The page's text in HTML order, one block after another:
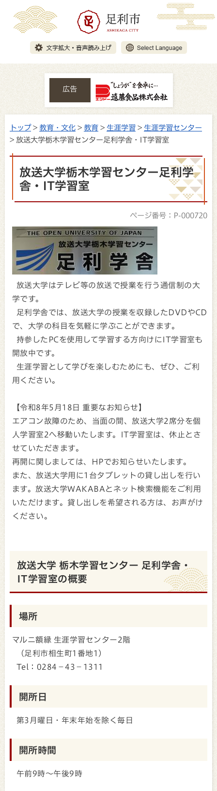
広告
トップ> 教育・文化 > 教育 > 生涯学習 > 生涯学習センター
> 放送大学栃木学習センター足利学舎・IT学習室
放送大学栃木学習センター足利学
舎・IT学習室
ページ番号：P-000720
放送大学はテレビ等の放送で授業を行う通信制の大
学です。
足利学舎では、放送大学の授業を収録したDVDやCD
で、大学の科目を気軽に学ぶことができます。
持参したPCを使用して学習する方向けにIT学習室も
開放中です。
生涯学習として学びを楽しむためにも、ぜひ、ご利
用ください。
【令和8年5月18日 重要なお知らせ】
エアコン故障のため、当面の間、放送大学2席分を個
人学習室2へ移動いたします。IT学習室は、休止とさ
せていただきます。
再開に関しましては、HPでお知らせいたします。
また、放送大学用に1台タブレットの貸し出しを行い
ます。放送大学WAKABAとネット検索機能をご利用
いただけます。貸し出しを希望される方は、お声がけ
ください。
放送大学 栃木学習センター 足利学舎・
IT学習室の概要
場所
マルニ額縁 生涯学習センター2階
（足利市相生町1番地1）
Tel：0284－43－1311
開所日
第3月曜日・年末年始を除く毎日
開所時間
午前9時～午後9時